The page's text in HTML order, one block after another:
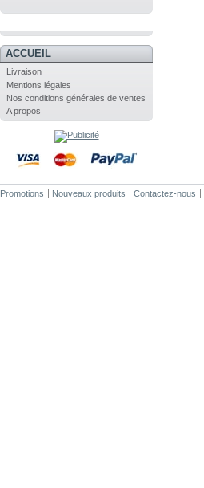
ACCUEIL
Livraison
Mentions légales
Nos conditions générales de ventes
A propos
Promotions Nouveaux produits Contactez-nous